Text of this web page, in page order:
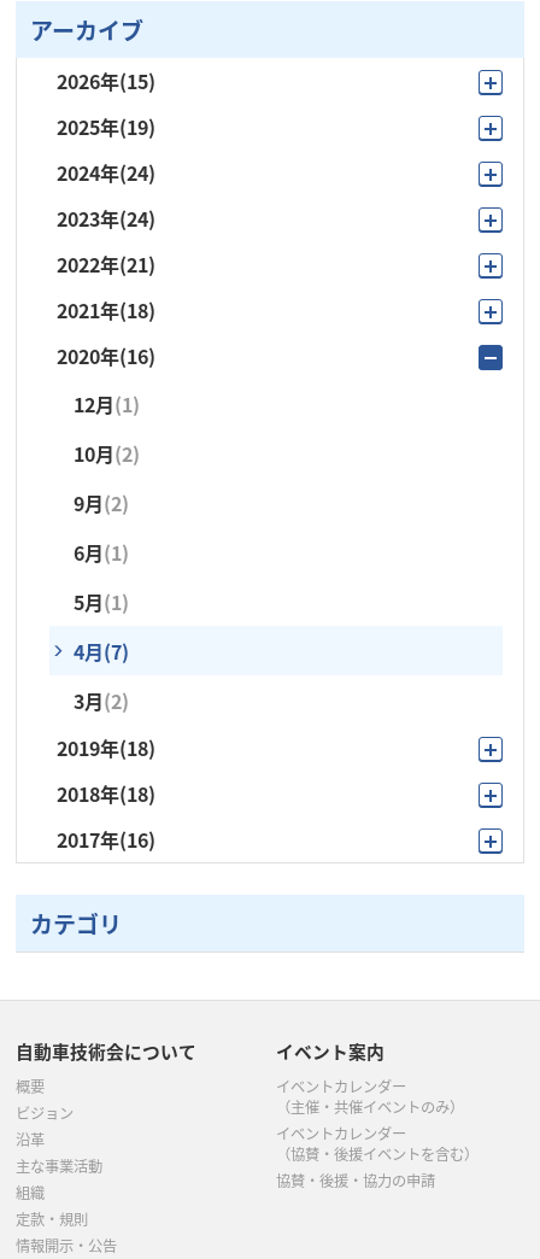
アーカイブ
2026年(15)
7月(2)
6月(4)
5月(4)
4月(2)
3月 (1)
(1)
(1)
2025年(19)
11月(3)
10月(2)
7月(2)
6月(3)
5月 (3)
4月(2)
3月(4)
2024年(24)
12月(1)
11月(1)
10月(1)
9月(3)
8月(1)
7月(3)
6月(3)
5月(5)
4月(2)
3月(2)
2月(2)
2023年(24)
11月(2)
10月(3)
9月(1)
8月(1)
7月(2)
6月(5)
5月(3)
4月(2)
3月(3)
2月(2)
2022年(21)
10月(3)
9月(1)
8月(1)
7月(2)
6月(4)
5月(3)
4月(2)
3月(3)
2月(1)
1月(1)
2021年(18)
11月(1)
10月(3)
9月(3)
8月(1)
7月(2)
6月(2)
5月(4)
4月(1)
2月(1)
2020年(16)
12月(1)
10月(2)
9月(2)
6月(1)
5月(1)
4月(7)
3月(2)
2019年(18)
11月(1)
10月(2)
9月(1)
8月(1)
7月(4)
5月(4)
2018年(18)
11月(1)
10月(1)
9月 (1)
6月(1)
2月(1)
2017年(16)
10月(1)
9月(1)
7月 (2)
3月(4)
カテゴリ
自動車技術会について
概要
ビジョン
沿革
主な事業活動
組織
定款・規則
情報開示・公告
イベント案内
イベントカレンダー
（主催・共催イベントのみ）
イベントカレンダー
（協賛・後援イベントを含む）
協賛・後援・協力の申請